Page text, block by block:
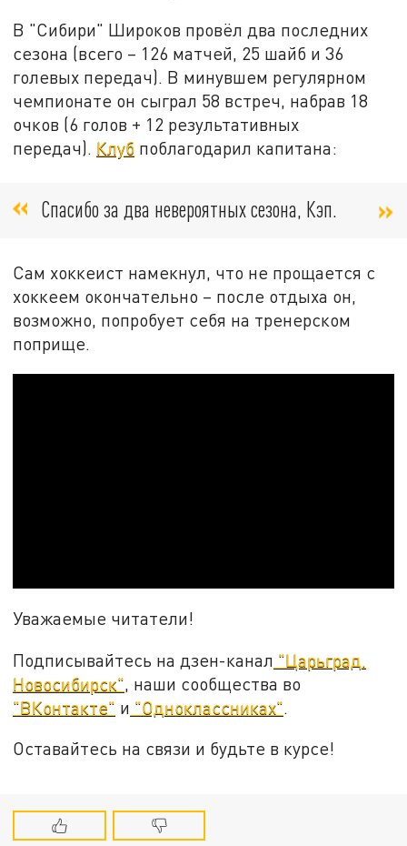
В "Сибири" Широков провёл два последних
сезона (всего – 126 матчей, 25 шайб и 36
голевых передач). В минувшем регулярном
чемпионате он сыграл 58 встреч, набрав 18
очков (6 голов + 12 результативных
передач). Клуб поблагодарил капитана:
Спасибо за два невероятных сезона, Кэп.
Сам хоккеист намекнул, что не прощается с
хоккеем окончательно – после отдыха он,
возможно, попробует себя на тренерском
поприще.
Уважаемые читатели!
Подписывайтесь на дзен-канал "Царьград.
Новосибирск" , наши сообщества во
"ВКонтакте" и "Одноклассниках"
Оставайтесь на связи и будьте в курсе!